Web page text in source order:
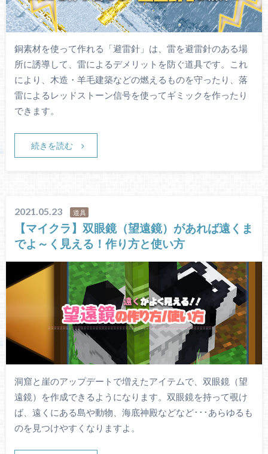
銅素材を使って作れる「避雷針」は、雷を避雷針のある場
所に誘導して、雷によるデメリットを防ぐ道具です。これ
により、木造・羊毛建築などの燃えるものを守ったり、落
雷によるレッドストーン信号を使ってギミックを作ったり
できます。
続きを読む
2021.05.23 道具
【マイクラ】双眼鏡（望遠鏡）があれば遠くま
でよ～く見える！作り方と使い方
洞窟と崖のアップデートで増えたアイテムで、双眼鏡（望
遠鏡）を作成できるようになります。双眼鏡を持って覗け
ば、遠くにある島や動物、海底神殿などなど･･･あらゆるも
のを見つけやすくなりますよ。